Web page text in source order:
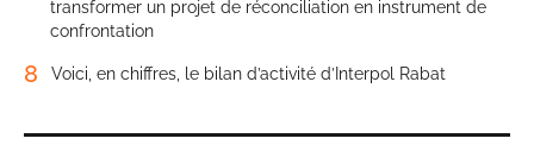
transformer un projet de réconciliation en instrument de
confrontation
8 Voici, en chiffres, le bilan d’activité d’Interpol Rabat